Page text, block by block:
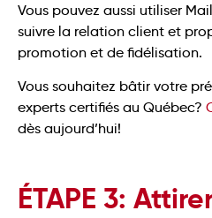
Vous pouvez aussi utiliser
suivre la relation client et
promotion et de fidélisation.
Vous souhaitez bâtir votre
experts certifiés au Québec?
dès aujourd’hui!
ÉTAPE 3: